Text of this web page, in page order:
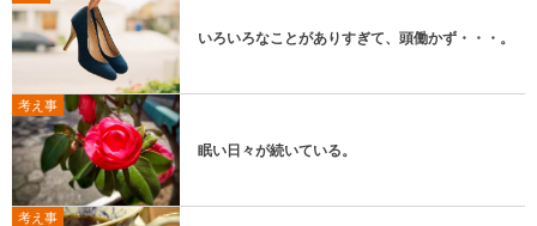
いろいろなことがありすぎて、頭働かず・・・。
考え事
眠い日々が続いている。
考え事